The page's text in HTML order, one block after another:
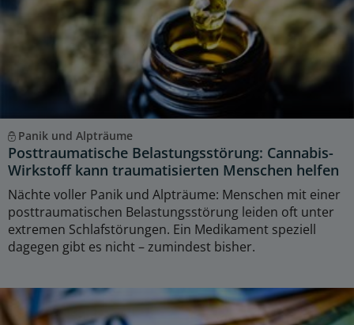
Panik und Alpträume
Posttraumatische Belastungsstörung: Cannabis-
Wirkstoff kann traumatisierten Menschen helfen
Nächte voller Panik und Alpträume: Menschen mit einer
posttraumatischen Belastungsstörung leiden oft unter
extremen Schlafstörungen. Ein Medikament speziell
dagegen gibt es nicht – zumindest bisher.